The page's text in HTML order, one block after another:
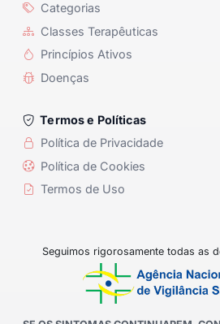
Categorias
Classes Terapêuticas
Princípios Ativos
Doenças
Termos e Políticas
Política de Privacidade
Política de Cookies
Termos de Uso
Seguimos rigorosamente todas as